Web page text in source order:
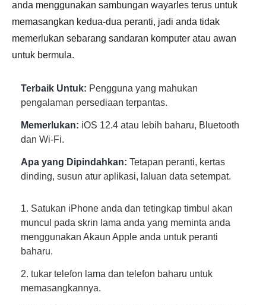
anda menggunakan sambungan wayarles terus untuk
memasangkan kedua-dua peranti, jadi anda tidak
memerlukan sebarang sandaran komputer atau awan
untuk bermula.
Terbaik Untuk: Pengguna yang mahukan
pengalaman persediaan terpantas.
Memerlukan: iOS 12.4 atau lebih baharu, Bluetooth
dan Wi-Fi.
Apa yang Dipindahkan: Tetapan peranti, kertas
dinding, susun atur aplikasi, laluan data setempat.
1. Satukan iPhone anda dan tetingkap timbul akan
muncul pada skrin lama anda yang meminta anda
menggunakan Akaun Apple anda untuk peranti
baharu.
2. tukar telefon lama dan telefon baharu untuk
memasangkannya.